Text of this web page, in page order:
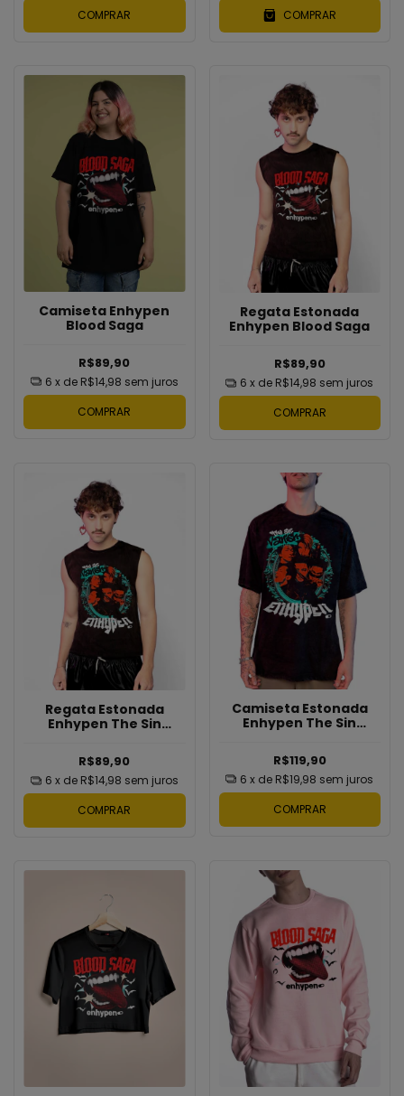
COMPRAR
COMPRAR
Camiseta Enhypen
Blood Saga
R$89,90
6 x de R$14,98 sem juros
COMPRAR
Regata Estonada
Enhypen Blood Saga
R$89,90
6 x de R$14,98 sem juros
COMPRAR
Regata Estonada
Enhypen The Sin
R$89,90
6 x de R$14,98 sem juros
COMPRAR
Camiseta Estonada
Enhypen The Sin
R$119,90
6 x de R$19,98 sem juros
COMPRAR